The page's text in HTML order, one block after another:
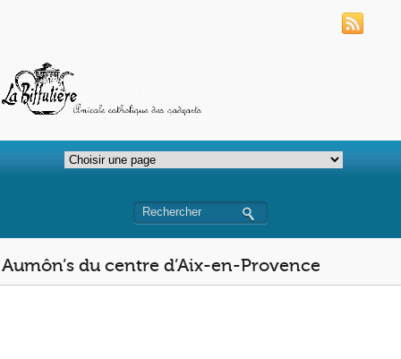
Aumôn’s du centre d’Aix-en-Provence